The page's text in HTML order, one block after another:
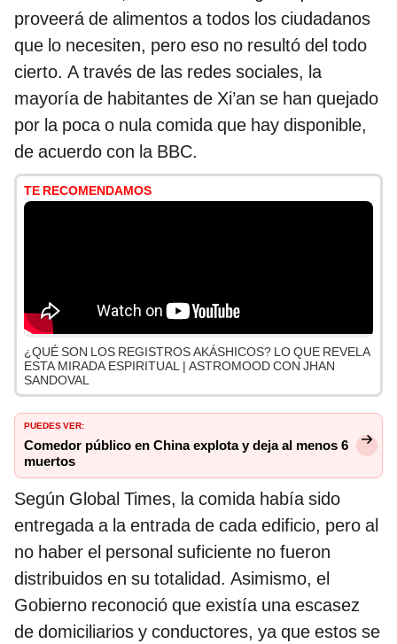
proveerá de alimentos a todos los ciudadanos
que lo necesiten, pero eso no resultó del todo
cierto. A través de las redes sociales, la
mayoría de habitantes de Xi’an se han quejado
por la poca o nula comida que hay disponible,
de acuerdo con la BBC.
TE RECOMENDAMOS
¿QUÉ SON LOS REGISTROS AKÁSHICOS? LO QUE REVELA
ESTA MIRADA ESPIRITUAL | ASTROMOOD CON JHAN
SANDOVAL
PUEDES VER:
Comedor público en China explota y deja al menos 6
muertos
Según Global Times, la comida había sido
entregada a la entrada de cada edificio, pero al
no haber el personal suficiente no fueron
distribuidos en su totalidad. Asimismo, el
Gobierno reconoció que existía una escasez
de domiciliarios y conductores, ya que estos se